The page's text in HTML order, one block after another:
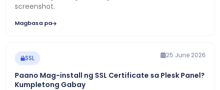
screenshot.
Magbasa pa
SSL 25 June 2026
Paano Mag-install ng SSL Certificate sa Plesk Panel?
Kumpletong Gabay